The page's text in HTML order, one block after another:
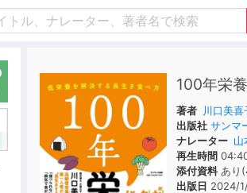
100年栄養
著者 川口美喜
出版社 サンマ
ナレーター 山
再生時間
添付資料あり
出版日 2024/